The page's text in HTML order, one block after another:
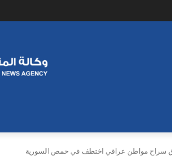
سراح مواطن عراقي اختطف في حمص السورية